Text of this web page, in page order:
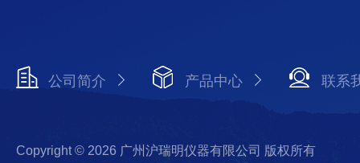
公司简介 产品中心 联系
Copyright © 2026 广州沪瑞明仪器有限公司 版权所有